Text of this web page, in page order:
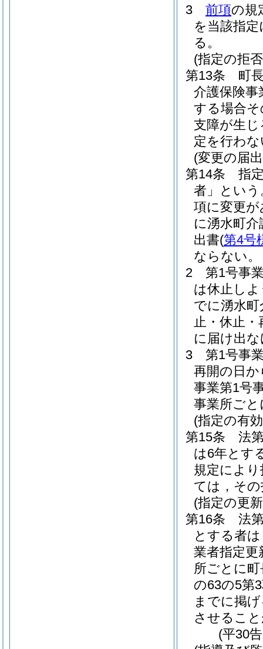
3
前項の規
を当該指
る。
(指定の拒
第13条
町
介護保険事
する場合
支障が生
定を行わ
(変更の届
第14条
指
者」という
項に変更
に湧水町
出書(第4号
ならない。
2
第1号事
は休止し
でに湧水町
止・休止・
に届け出
3
第1号事
再開の日か
事業第1号
事業所ご
(指定の有
第15条
法
は6年とす
規定によ
ては，そ
(指定の更
第16条
法
とする者
業者指定更
所ごとに
の63の5第
までに掲
させるこ
(平30